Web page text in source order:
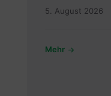
5. August 2026
Mehr